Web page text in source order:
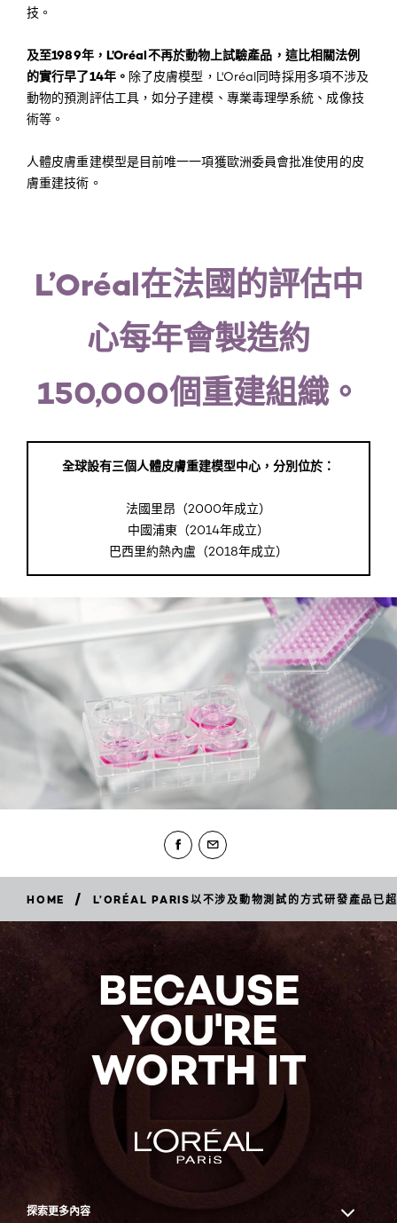
技。
及至1989年，L’Oréal不再於動物上試驗產品，這比相關法例
的實行早了14年。 除了皮膚模型，L'Oréal同時採用多項不涉及
動物的預測評估工具，如分子建模、專業毒理學系統、成像技
術等。
人體皮膚重建模型是目前唯一一項獲歐洲委員會批准使用的皮
膚重建技術。
L’Oréal在法國的評估中
心每年會製造約
150,000個重建組織。
全球設有三個人體皮膚重建模型中心，分別位於：
法國里昂（2000年成立）
中國浦東（2014年成立）
巴西里約熱內盧（2018年成立）
HOME / L’ORÉAL PARIS以不涉及動物測試的方式研發產品已
BECAUSE
YOU'RE
WORTH IT
探索更多內容